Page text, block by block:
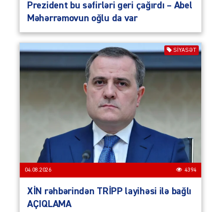
Prezident bu səfirləri geri çağırdı – Abel
Məhərrəmovun oğlu da var
SIYASƏT
04.08.2026 4394
XİN rəhbərindən TRİPP layihəsi ilə bağlı
AÇIQLAMA